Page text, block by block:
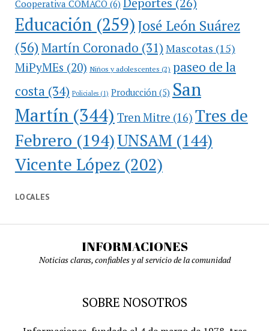
Cooperativa COMACO(6)
Educación(259)José León Suárez
(56)Martín Coronado (31) Mascotas (15)
MiPyMEs (20) Niños y adolescentes (2) paseo de la
costa(34) Policiales(1) Producción(5) San
Martín(344) Tren Mitre (16) Tres de
Febrero (194)UNSAM (144)
Vicente López (202)
LOCALES
INFORMACIONES
Noticias claras, confiables y al servicio de la comunidad
SOBRE NOSOTROS